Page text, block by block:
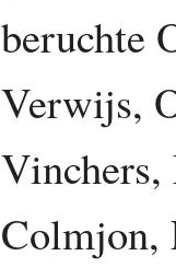
beruchte
Verwijs,
Colmjon,